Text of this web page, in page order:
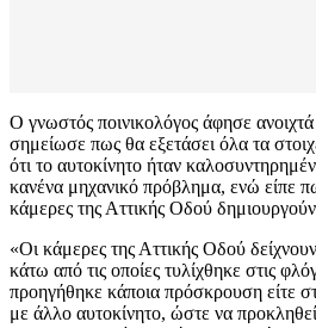
Ο γνωστός ποινικολόγος άφησε
σημείωσε πως θα εξετάσει όλα τα
ότι το αυτοκίνητο ήταν
κανένα μηχανικό πρόβλημα, ενώ είπε
κάμερες της Αττικής Οδού
«Οι κάμερες της Αττικής Οδού
κάτω από τις οποίες τυλίχθηκε στις
προηγήθηκε κάποια πρόσκρουση είτε
με άλλο αυτοκίνητο, ώστε να